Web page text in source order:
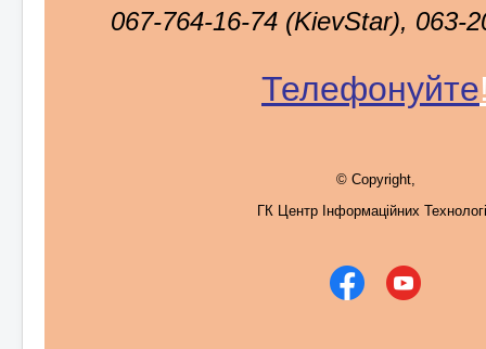
067-764-16-74 (KievStar), 063-
Телефонуйте
© Copyright,
ГК Центр Інформаційних